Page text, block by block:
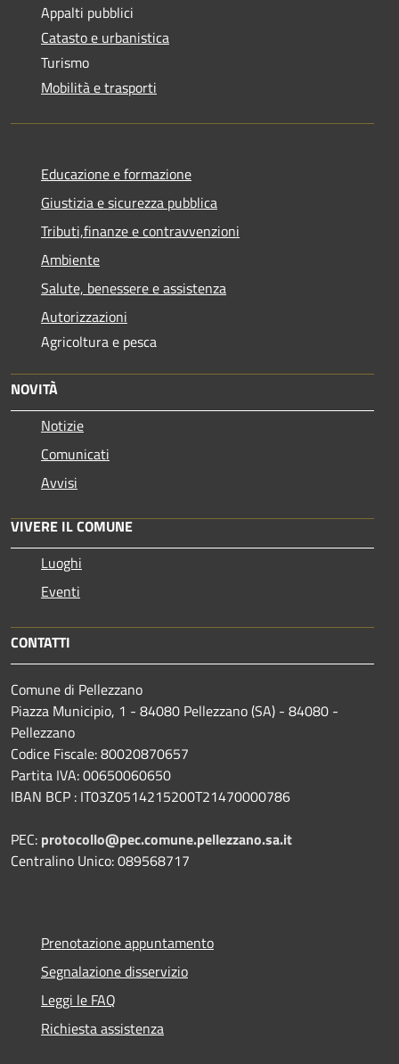
Appalti pubblici
Catasto e urbanistica
Turismo
Mobilità e trasporti
Educazione e formazione
Giustizia e sicurezza pubblica
Tributi,finanze e contravvenzioni
Ambiente
Salute, benessere e assistenza
Autorizzazioni
Agricoltura e pesca
NOVITÀ
Notizie
Comunicati
Avvisi
VIVERE IL COMUNE
Luoghi
Eventi
CONTATTI
Comune di Pellezzano
Piazza Municipio, 1 - 84080 Pellezzano (SA) - 84080 -
Pellezzano
Codice Fiscale: 80020870657
Partita IVA: 00650060650
IBAN BCP : IT03Z0514215200T21470000786
PEC: protocollo@pec.comune.pellezzano.sa.it
Centralino Unico: 089568717
Prenotazione appuntamento
Segnalazione disservizio
Leggi le FAQ
Richiesta assistenza